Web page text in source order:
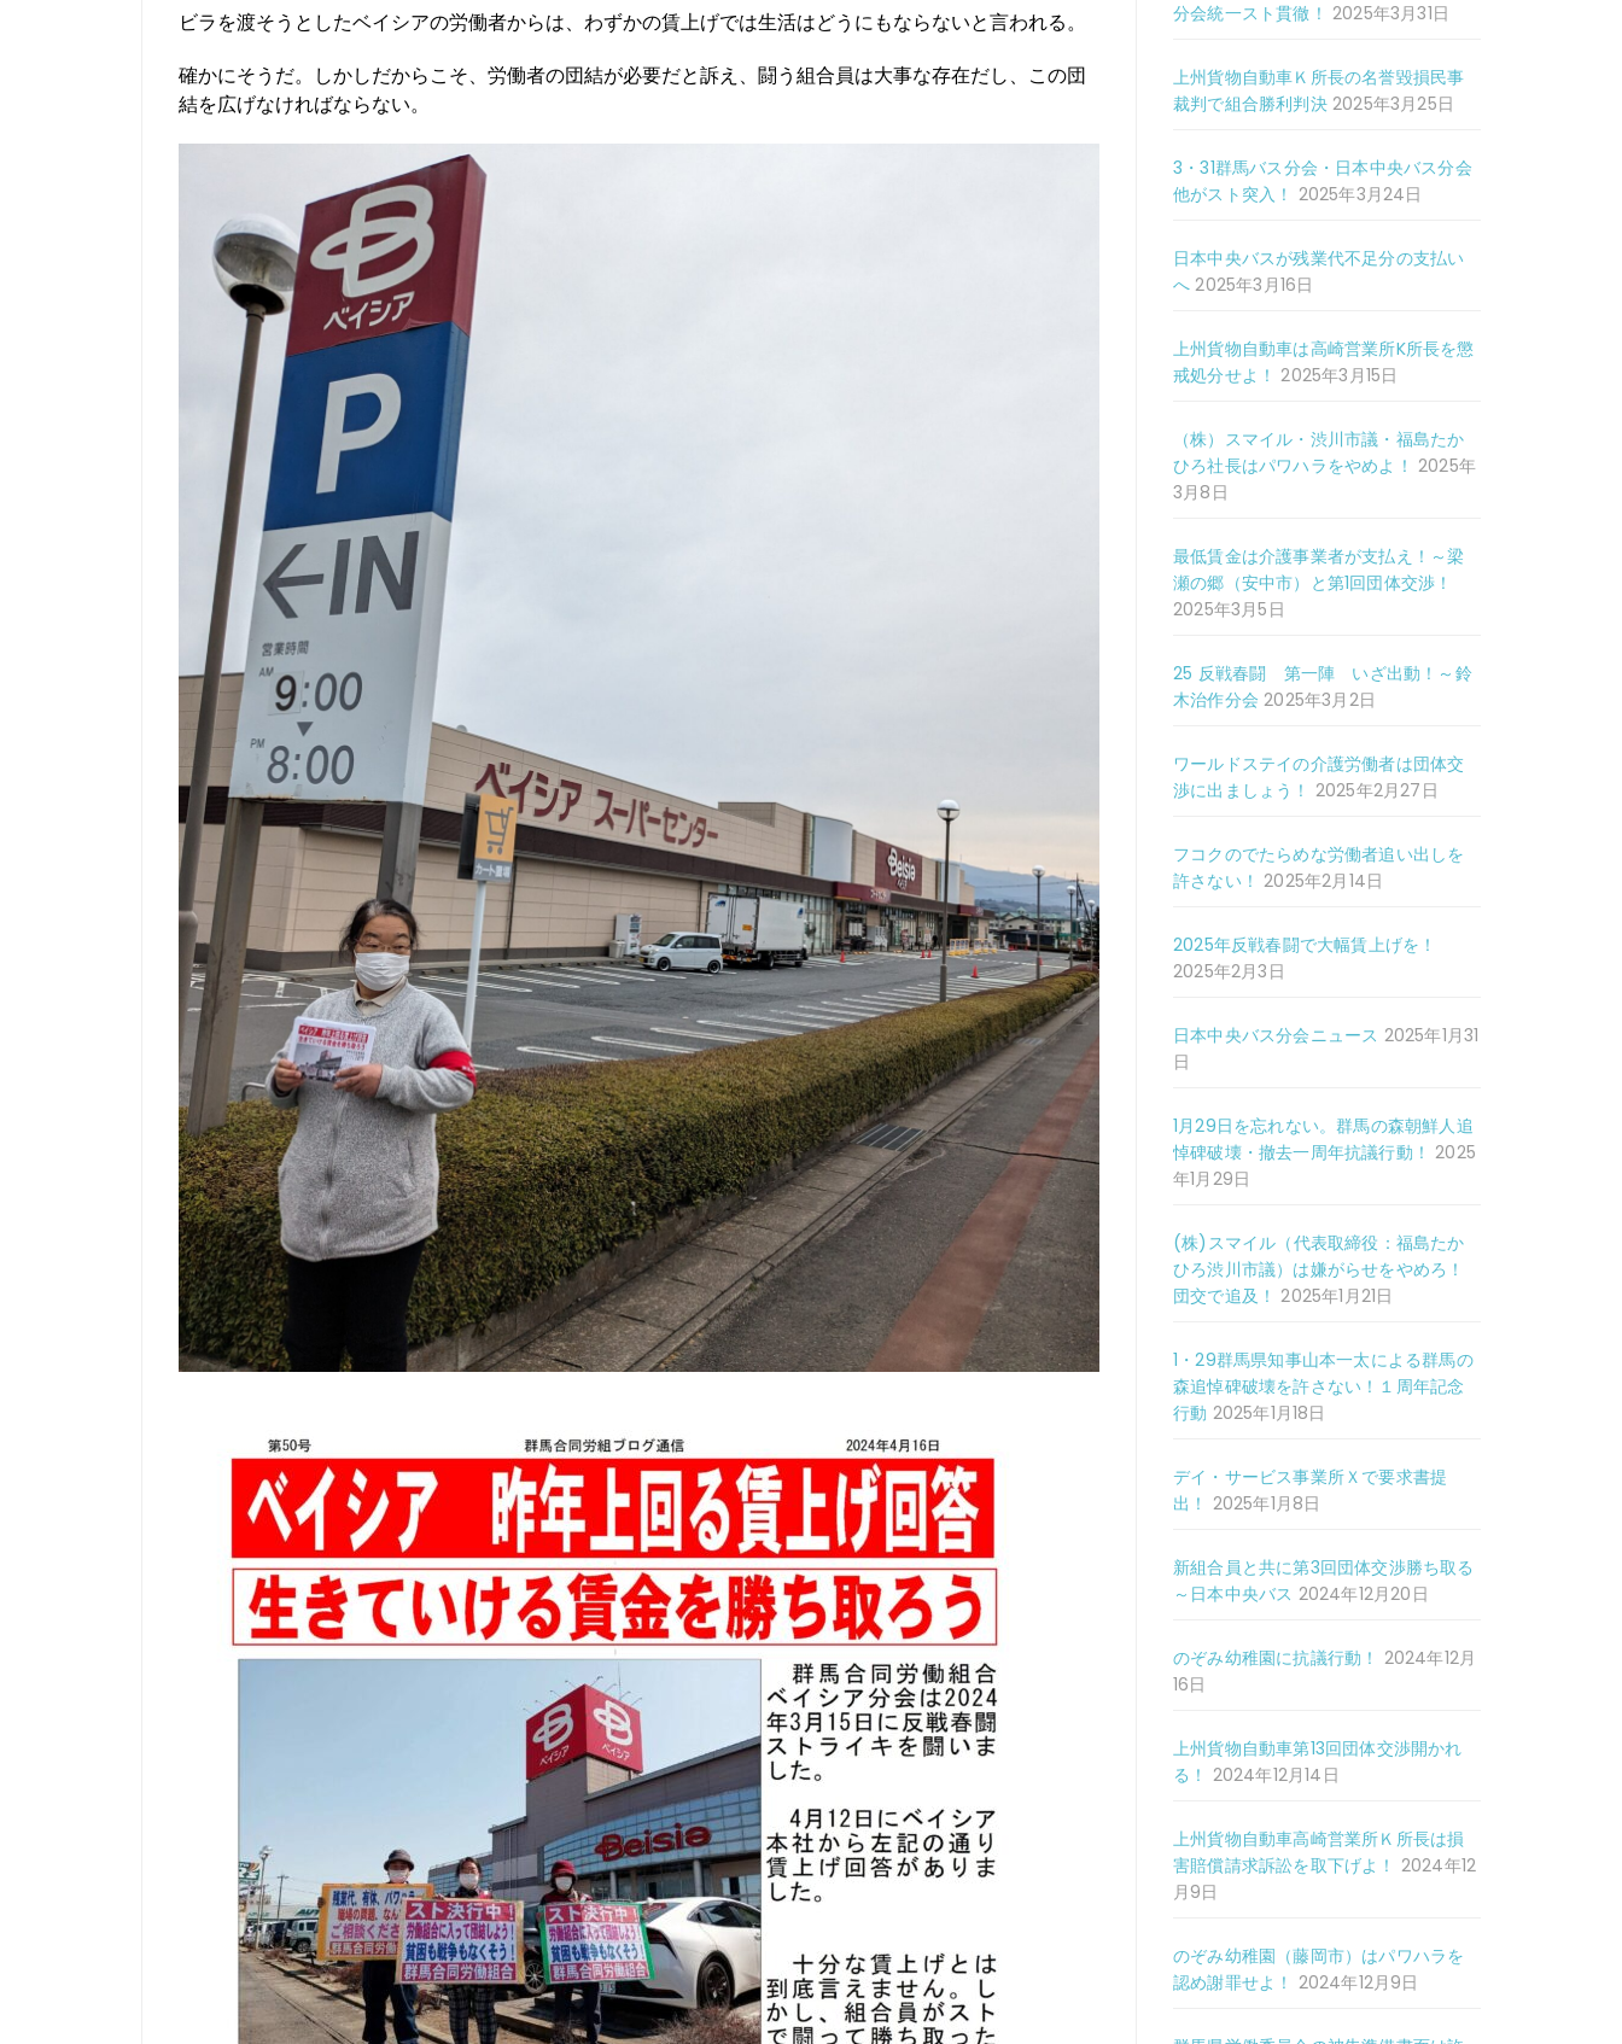
o
k
ビラを渡そうとしたベイシアの労働者からは、わずかの賃上げでは生活はどうにもならないと言われる。
確かにそうだ。しかしだからこそ、労働者の団結が必要だと訴え、闘う組合員は大事な存在だし、この団
結を広げなければならない。
分会統一スト貫徹！ 2025年3月31日
上州貨物自動車Ｋ所長の名誉毀損民事
裁判で組合勝利判決 2025年3月25日
3・31群馬バス分会・日本中央バス分会
他がスト突入！ 2025年3月24日
日本中央バスが残業代不足分の支払い
へ 2025年3月16日
上州貨物自動車は高崎営業所K所長を懲
戒処分せよ！ 2025年3月15日
（株）スマイル・渋川市議・福島たか
ひろ社長はパワハラをやめよ！ 2025年
3月8日
最低賃金は介護事業者が支払え！～梁
瀬の郷（安中市）と第1回団体交渉！
2025年3月5日
25 反戦春闘 第一陣 いざ出動！～鈴
木治作分会 2025年3月2日
ワールドステイの介護労働者は団体交
渉に出ましょう！ 2025年2月27日
フコクのでたらめな労働者追い出しを
許さない！ 2025年2月14日
2025年反戦春闘で大幅賃上げを！
2025年2月3日
日本中央バス分会ニュース 2025年1月31
日
1月29日を忘れない。群馬の森朝鮮人追
悼碑破壊・撤去一周年抗議行動！ 2025
年1月29日
(株)スマイル（代表取締役：福島たか
ひろ渋川市議）は嫌がらせをやめろ！
団交で追及！ 2025年1月21日
1・29群馬県知事山本一太による群馬の
森追悼碑破壊を許さない！１周年記念
行動 2025年1月18日
デイ・サービス事業所Ｘで要求書提
出！ 2025年1月8日
新組合員と共に第3回団体交渉勝ち取る
～日本中央バス 2024年12月20日
のぞみ幼稚園に抗議行動！ 2024年12月
16日
上州貨物自動車第13回団体交渉開かれ
る！ 2024年12月14日
上州貨物自動車高崎営業所Ｋ所長は損
害賠償請求訴訟を取下げよ！ 2024年12
月9日
のぞみ幼稚園（藤岡市）はパワハラを
認め謝罪せよ！ 2024年12月9日